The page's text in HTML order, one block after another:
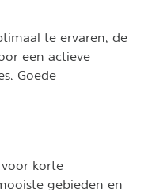
te ervaren, de
een actieve
Goede
korte
gebieden en